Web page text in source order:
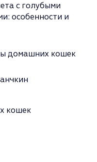
с голубыми
особенности и
домашних кошек
кошек